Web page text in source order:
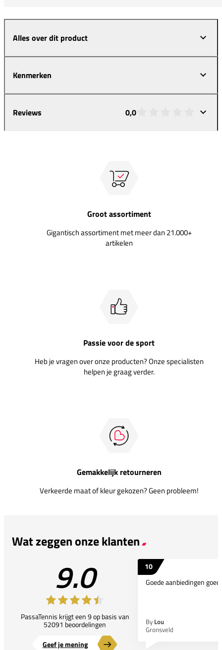
Alles over dit product
Kenmerken
Reviews 0,0
Groot assortiment
Gigantisch assortiment met meer dan 21.000+
artikelen
Passie voor de sport
Heb je vragen over onze producten? Onze specialisten
helpen je graag verder.
Gemakkelijk retourneren
Verkeerde maat of kleur gekozen? Geen probleem!
Wat zeggen onze klanten
9.0
PassaTennis krijgt een 9 op basis van
52091 beoordelingen
Geef je mening
10
Goede aanbiedingen
By Lou
Gronsveld